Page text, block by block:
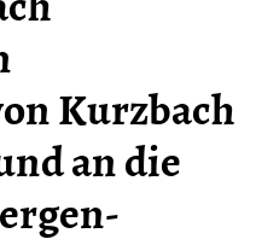
Kurzbach
an die